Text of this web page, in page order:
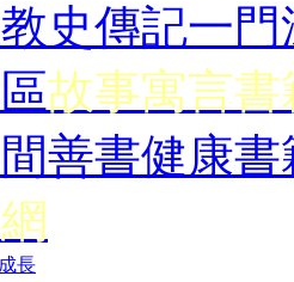
教史傳記一門
故事寓言書
善書健康書
長